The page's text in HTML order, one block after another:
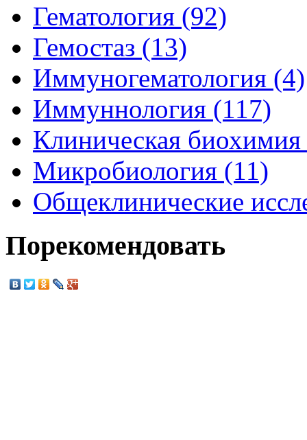
Гематология (92)
Гемостаз (13)
Иммуногематология (4)
Иммуннология (117)
Клиническая
Микробиология (11)
Общеклинические
Порекомендовать